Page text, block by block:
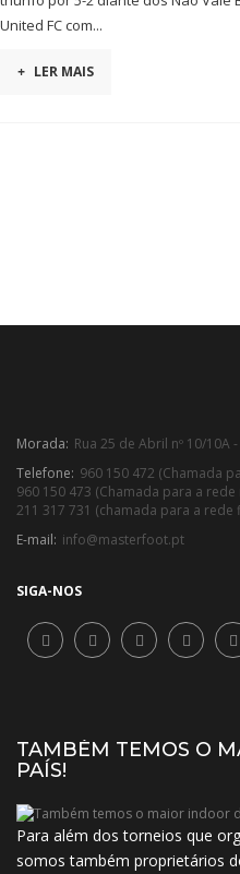
United FC com...
+ LER MAIS
Morada: Rua 25 de Abril nº 10/10A
Telefone: 960 150 472 (Chamada
960 150 473 (Chamada para a
211 317 731 (chamada para a rede
E-mail: info@masterfoot.pt
SIGA-NOS
TAMBÉM TEMOS O
PAÍS!
Para além dos torneios que
somos também proprietários